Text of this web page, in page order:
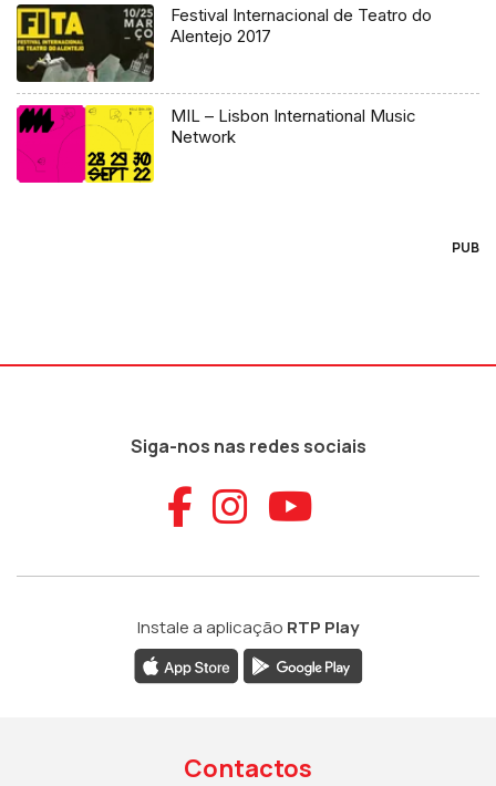
Festival Internacional de Teatro do
Alentejo 2017
MIL – Lisbon International Music
Network
PUB
Siga-nos nas redes sociais
Aceder ao
Aceder ao
Aceder
Instale a aplicação RTP Play
Contactos